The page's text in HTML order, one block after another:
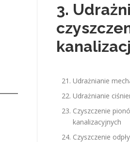
3.
Udrażnianie
Udrażnianie
Czyszczenie
kanalizacyjnych
Czyszczenie